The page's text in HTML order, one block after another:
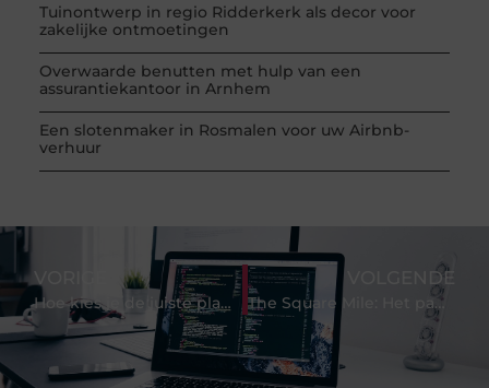
Tuinontwerp in regio Ridderkerk als decor voor
zakelijke ontmoetingen
Overwaarde benutten met hulp van een
assurantiekantoor in Arnhem
Een slotenmaker in Rosmalen voor uw Airbnb-
verhuur
Hoe kies je de juiste planten voor jouw tuin?
VOLGENDE
The Square Mile: Het pad naar taalvaardigheid in Engels en zakelijk Engels